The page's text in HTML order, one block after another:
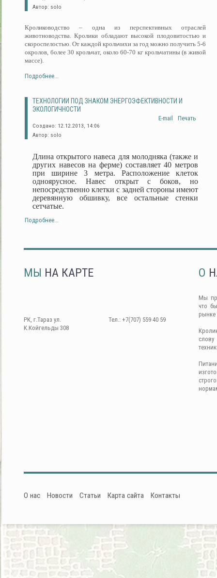
Автор: solo
Кролиководство – одна из перспективных отраслей
животноводства. Кролики обладают высокой плодовитостью и
скороспелостью. От каждой крольчихи за год можно получить 5-6
окролов, более 30 крольчат, около 60-70 кг крольчатины (в живой
массе).
Подробнее...
ТЕХНОЛОГИИ ПОД ЗНАКОМ ЭНЕРГОЭФЕКТИВНОСТИ И
ЭКОЛОГИЧНОСТИ
Печать
E-mail
Создано: 12.12.2013, 14:06
Автор: solo
Длина открытого навеса для молодняка (также и
других навесов на ферме) составляет 40 метров
при ширине 3 метра. Расположение клеток
одноярусное. Навес открыт с боков, но
непосредственно клетки с задней стороны имеют
деревянную обшивку, все остальные стенки
сетчатые.
Подробнее...
МЫ НА КАРТЕ
РК, г.Тараз ул.
К.Койгельды 308
Тел.: +7(707) 559 40 59
О
Мы
что
рынке
О нас Новости Статьи Карта сайта Контакты